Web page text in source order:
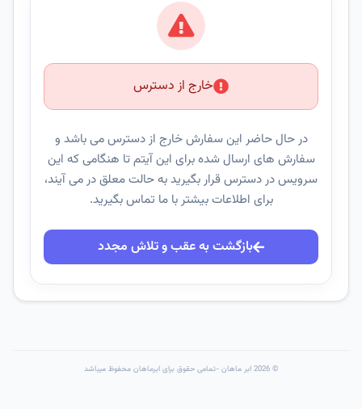
خارج از دسترس
در حال حاضر این سفارش خارج از دسترس می باشد و
سفارش های ارسال شده برای این آیتم تا هنگامی که این
سرویس در دسترس قرار بگیرید به حالت معلق در می آیند،
برای اطلاعات بیشتر با ما تماس بگیرید.
بازگشت به عقب و تلاش مجدد
© 2026 ابر ماهان -تمامی حقوق برای ابرماهان محفوظ میباشد